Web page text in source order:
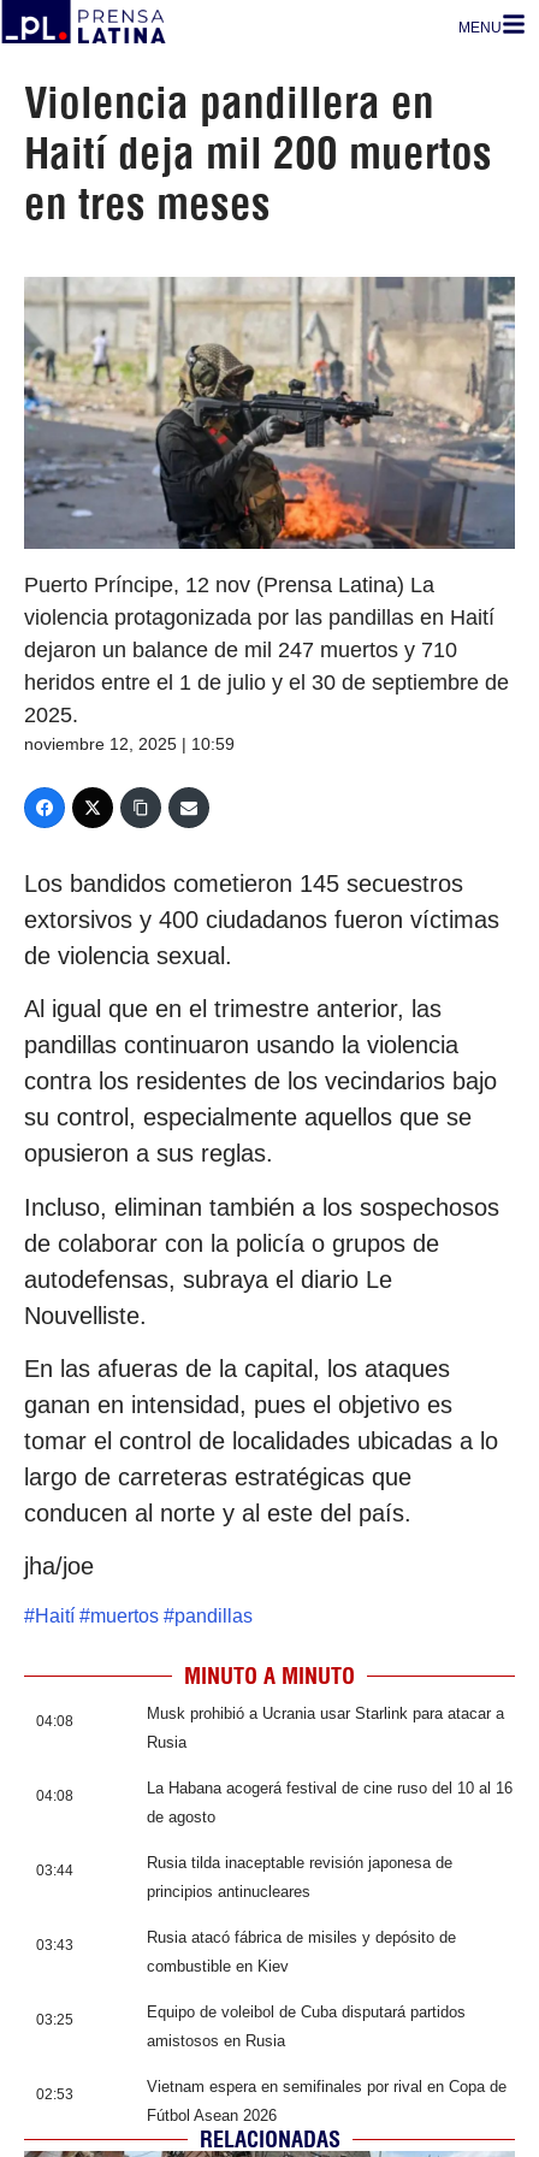
MENU
Violencia pandillera en
Haití deja mil 200 muertos
en tres meses
Puerto Príncipe, 12 nov (Prensa Latina) La
violencia protagonizada por las pandillas en Haití
dejaron un balance de mil 247 muertos y 710
heridos entre el 1 de julio y el 30 de septiembre de
2025.
noviembre 12, 2025 | 10:59
Los bandidos cometieron 145 secuestros
extorsivos y 400 ciudadanos fueron víctimas
de violencia sexual.
Al igual que en el trimestre anterior, las
pandillas continuaron usando la violencia
contra los residentes de los vecindarios bajo
su control, especialmente aquellos que se
opusieron a sus reglas.
Incluso, eliminan también a los sospechosos
de colaborar con la policía o grupos de
autodefensas, subraya el diario Le
Nouvelliste.
En las afueras de la capital, los ataques
ganan en intensidad, pues el objetivo es
tomar el control de localidades ubicadas a lo
largo de carreteras estratégicas que
conducen al norte y al este del país.
jha/joe
#Haití #muertos #pandillas
MINUTO A MINUTO
04:08
Musk prohibió a Ucrania usar Starlink para atacar a
Rusia
04:08
La Habana acogerá festival de cine ruso del 10 al 16
de agosto
03:44
Rusia tilda inaceptable revisión japonesa de
principios antinucleares
03:43
Rusia atacó fábrica de misiles y depósito de
combustible en Kiev
03:25
Equipo de voleibol de Cuba disputará partidos
amistosos en Rusia
02:53
Vietnam espera en semifinales por rival en Copa de
Fútbol Asean 2026
RELACIONADAS